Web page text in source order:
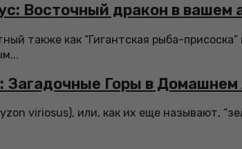
Восточный дракон в
также как “Гигантская рыба-
Загадочные Горы в
viriosus), или, как их еще называют,